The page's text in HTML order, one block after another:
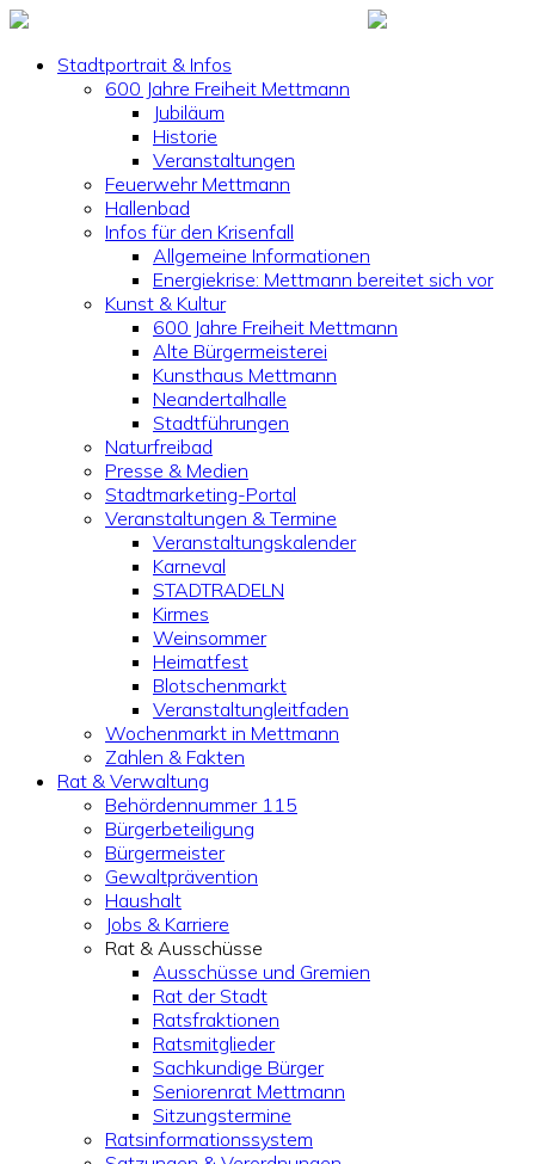
Stadtportrait & Infos
600 Jahre Freiheit Mettmann
Jubiläum
Historie
Veranstaltungen
Feuerwehr Mettmann
Hallenbad
Infos für den Krisenfall
Allgemeine Informationen
Energiekrise: Mettmann bereitet sich vor
Kunst & Kultur
600 Jahre Freiheit Mettmann
Alte Bürgermeisterei
Kunsthaus Mettmann
Neandertalhalle
Stadtführungen
Naturfreibad
Presse & Medien
Stadtmarketing-Portal
Veranstaltungen & Termine
Veranstaltungskalender
Karneval
STADTRADELN
Kirmes
Weinsommer
Heimatfest
Blotschenmarkt
Veranstaltungleitfaden
Wochenmarkt in Mettmann
Zahlen & Fakten
Rat & Verwaltung
Behördennummer 115
Bürgerbeteiligung
Bürgermeister
Gewaltprävention
Haushalt
Jobs & Karriere
Rat & Ausschüsse
Ausschüsse und Gremien
Rat der Stadt
Ratsfraktionen
Ratsmitglieder
Sachkundige Bürger
Seniorenrat Mettmann
Sitzungstermine
Ratsinformationssystem